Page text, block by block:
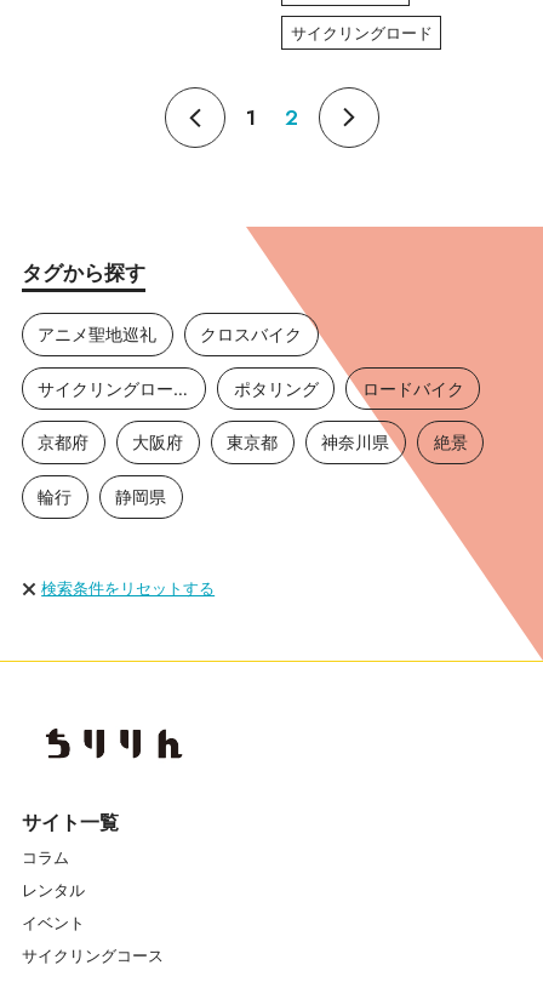
サイクリングロード
1 2
タグから探す
アニメ聖地巡礼 クロスバイク
サイクリングロード ポタリング ロードバイク
京都府 大阪府 東京都 神奈川県 絶景
輪行 静岡県
検索条件をリセットする
サイト一覧
コラム
レンタル
イベント
サイクリングコース